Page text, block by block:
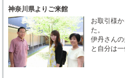
神奈川県よりご来館
お取引様
た。
伊丹さん
と自分は